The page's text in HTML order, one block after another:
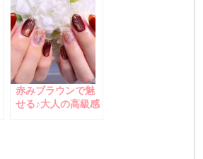
赤みブラウンで魅
せる♪大人の高級感